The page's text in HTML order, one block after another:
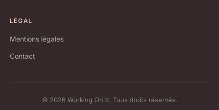
LÉGAL
Mentions légales
Contact
© 2026 Working On It. Tous droits réservés.